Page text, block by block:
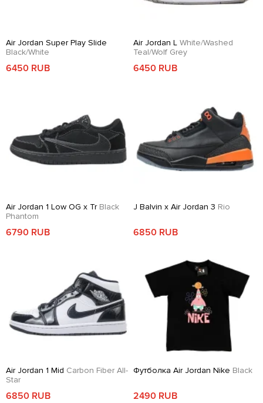
Air Jordan Super Play Slide
Black/White
6450 RUB
Air Jordan L White/Washed
Teal/Wolf Grey
6450 RUB
Air Jordan 1 Low OG x Tr Black
Phantom
6790 RUB
J Balvin x Air Jordan 3 Rio
6850 RUB
Air Jordan 1 Mid Carbon Fiber All-
Star
6850 RUB
Футболка Air Jordan Nike Black
2490 RUB